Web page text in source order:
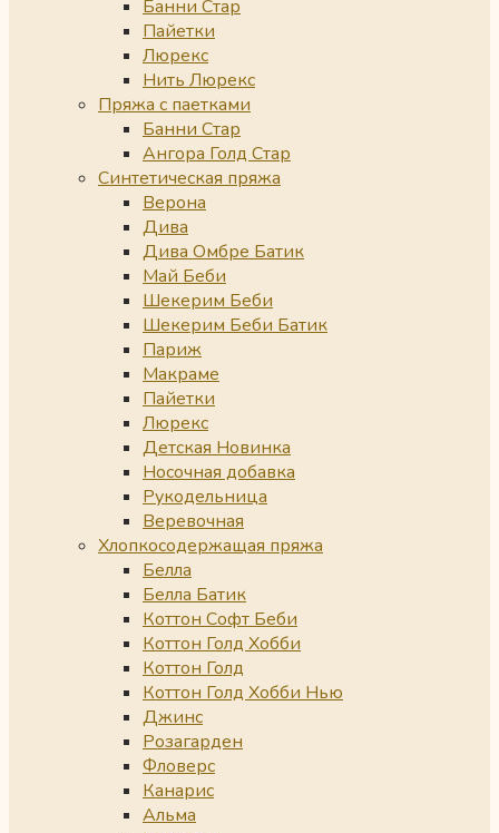
Банни Стар
Пайетки
Люрекс
Нить Люрекс
Пряжа с паетками
Банни Стар
Ангора Голд Стар
Синтетическая пряжа
Верона
Дива
Дива Омбре Батик
Май Беби
Шекерим Беби
Шекерим Беби Батик
Париж
Макраме
Пайетки
Люрекс
Детская Новинка
Носочная добавка
Рукодельница
Веревочная
Хлопкосодержащая пряжа
Белла
Белла Батик
Коттон Софт Беби
Коттон Голд Хобби
Коттон Голд
Коттон Голд Хобби Нью
Джинс
Розагарден
Фловерс
Канарис
Альма